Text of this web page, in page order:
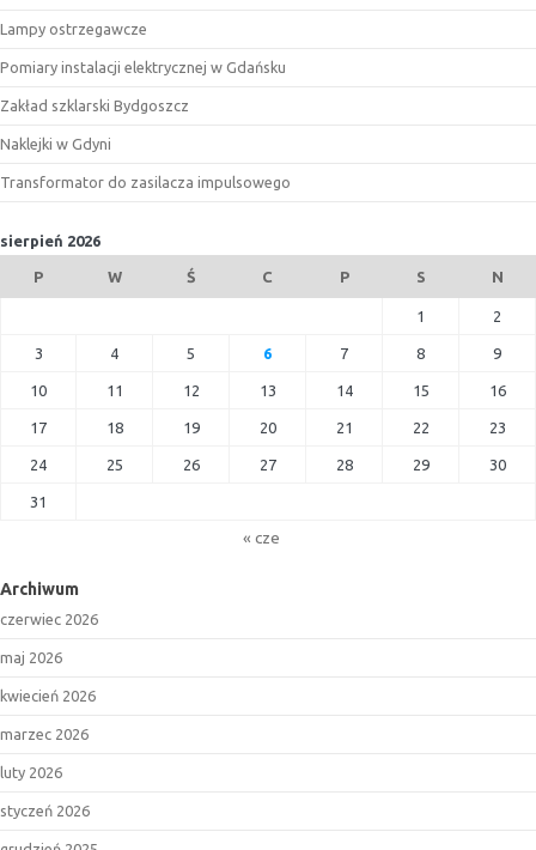
Lampy ostrzegawcze
Pomiary instalacji elektrycznej w Gdańsku
Zakład szklarski Bydgoszcz
Naklejki w Gdyni
Transformator do zasilacza impulsowego
sierpień 2026
P W Ś C P S N
1 2
3 4 5 6 7 8 9
10 11 12 13 14 15 16
17 18 19 20 21 22 23
24 25 26 27 28 29 30
31
« cze
Archiwum
czerwiec 2026
maj 2026
kwiecień 2026
marzec 2026
luty 2026
styczeń 2026